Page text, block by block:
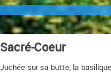
Sacré-Coeur
Juchée sur sa butte, la